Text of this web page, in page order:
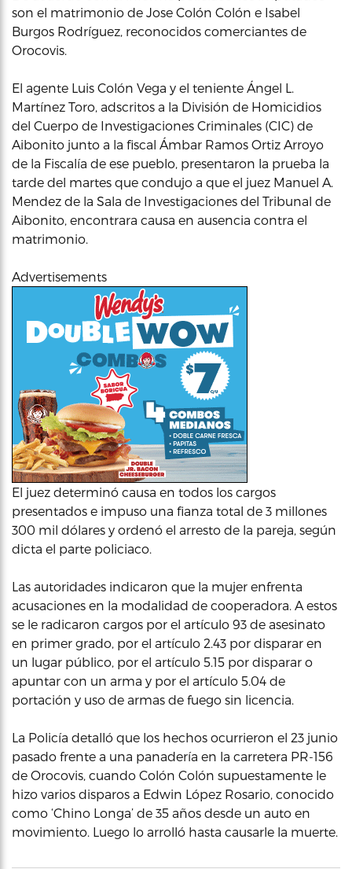
son el matrimonio de Jose Colón Colón e Isabel
Burgos Rodríguez, reconocidos comerciantes de
Orocovis.
El agente Luis Colón Vega y el teniente Ángel L.
Martínez Toro, adscritos a la División de Homicidios
del Cuerpo de Investigaciones Criminales (CIC) de
Aibonito junto a la fiscal Ámbar Ramos Ortiz Arroyo
de la Fiscalía de ese pueblo, presentaron la prueba la
tarde del martes que condujo a que el juez Manuel A.
Mendez de la Sala de Investigaciones del Tribunal de
Aibonito, encontrara causa en ausencia contra el
matrimonio.
Advertisements
El juez determinó causa en todos los cargos
presentados e impuso una fianza total de 3 millones
300 mil dólares y ordenó el arresto de la pareja, según
dicta el parte policiaco.
Las autoridades indicaron que la mujer enfrenta
acusaciones en la modalidad de cooperadora. A estos
se le radicaron cargos por el artículo 93 de asesinato
en primer grado, por el artículo 2.43 por disparar en
un lugar público, por el artículo 5.15 por disparar o
apuntar con un arma y por el artículo 5.04 de
portación y uso de armas de fuego sin licencia.
La Policía detalló que los hechos ocurrieron el 23 junio
pasado frente a una panadería en la carretera PR-156
de Orocovis, cuando Colón Colón supuestamente le
hizo varios disparos a Edwin López Rosario, conocido
como ‘Chino Longa’ de 35 años desde un auto en
movimiento. Luego lo arrolló hasta causarle la muerte.